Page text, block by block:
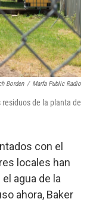
Borden / Marfa Public Radio
de la planta de
con el
locales han
agua de la
ahora, Baker